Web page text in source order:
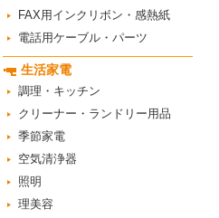
FAX用インクリボン・感熱紙
電話用ケーブル・パーツ
生活家電
調理・キッチン
クリーナー・ランドリー用品
季節家電
空気清浄器
照明
理美容